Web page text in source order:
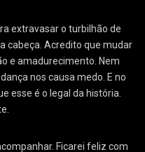
extravasar o turbilhão de
cabeça. Acredito que mudar
e amadurecimento. Nem
nos causa medo. E no
esse é o legal da história.
Ficarei feliz com